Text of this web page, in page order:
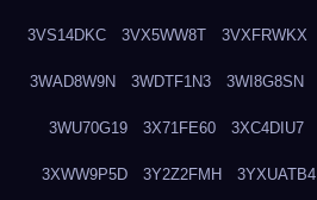
3VS14DKC 3VX5WW8T 3VXFRWKX
3WAD8W9N 3WDTF1N3 3WI8G8SN
3WU70G19 3X71FE60 3XC4DIU7
3XWW9P5D 3Y2Z2FMH 3YXUATB4